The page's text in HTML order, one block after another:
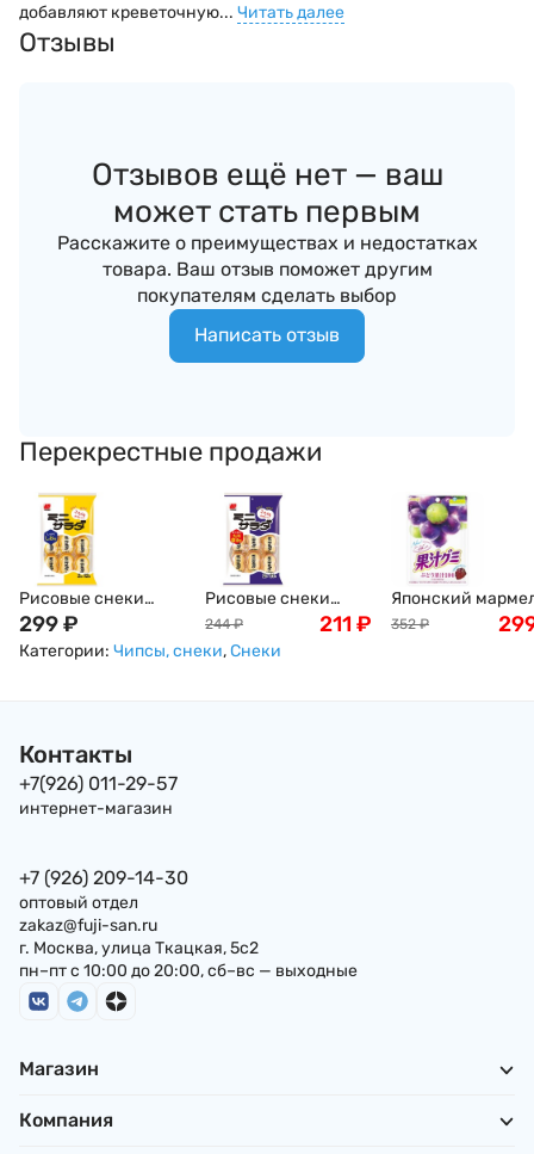
добавляют креветочную... Читать далее
Отзывы
Отзывов ещё нет — ваш
может стать первым
Расскажите о преимуществах и недостатках
товара. Ваш отзыв поможет другим
покупателям сделать выбор
Написать отзыв
Перекрестные продажи
Рисовые снеки
Сэмбэй "Японские
традиции" с
морской солью
299₽
Рисовые снеки
Сэмбэй с соевым
соусом и
244 ₽ 211 ₽
Японский
виноградный
352 ₽
Категории: Чипсы, снеки,Снеки
Контакты
+7(926) 011-29-57
интернет-магазин
+7 (926) 209-14-30
оптовый отдел
zakaz@fuji-san.ru
г. Москва, улица Ткацкая, 5с2
пн–пт с 10:00 до 20:00, сб–вс — выходные
Магазин
Компания